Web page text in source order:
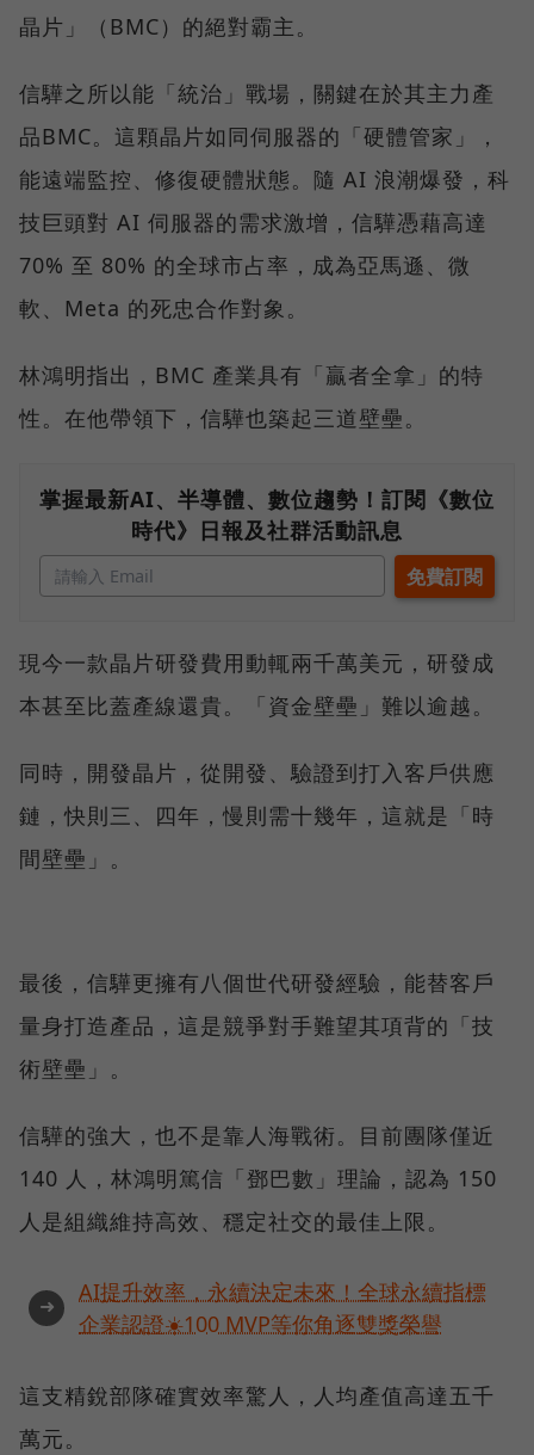
晶片」（BMC）的絕對霸主。
信驊之所以能「統治」戰場，關鍵在於其主力產
品BMC。這顆晶片如同伺服器的「硬體管家」，
能遠端監控、修復硬體狀態。隨 AI 浪潮爆發，科
技巨頭對 AI 伺服器的需求激增，信驊憑藉高達
70% 至 80% 的全球市占率，成為亞馬遜、微
軟、Meta 的死忠合作對象。
林鴻明指出，BMC 產業具有「贏者全拿」的特
性。在他帶領下，信驊也築起三道壁壘。
掌握最新AI、半導體、數位趨勢！訂閱《數位
時代》日報及社群活動訊息
現今一款晶片研發費用動輒兩千萬美元，研發成
本甚至比蓋產線還貴。「資金壁壘」難以逾越。
同時，開發晶片，從開發、驗證到打入客戶供應
鏈，快則三、四年，慢則需十幾年，這就是「時
間壁壘」。
最後，信驊更擁有八個世代研發經驗，能替客戶
量身打造產品，這是競爭對手難望其項背的「技
術壁壘」。
信驊的強大，也不是靠人海戰術。目前團隊僅近
140 人，林鴻明篤信「鄧巴數」理論，認為 150
人是組織維持高效、穩定社交的最佳上限。
➜
AI提升效率，永續決定未來！全球永續指標
企業認證☀️100 MVP等你角逐雙獎榮譽
這支精銳部隊確實效率驚人，人均產值高達五千
萬元。